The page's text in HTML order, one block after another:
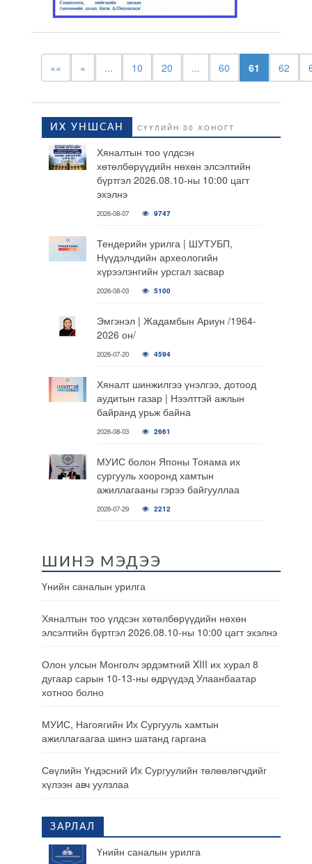
«« « ... 10 20 ... 60 61 62
ИХ УНШСАН СҮҮЛИЙН 30 ХОНОГТ
Хяналтын тоо үлдсэн
хөтөлбөрүүдийн нөхөн элсэлтийн
бүртгэл 2026.08.10-ны 10:00 цагт
эхэлнэ
2026-08-07 9747
Тендерийн урилга | ШУТУБП,
Нүүдэлчдийн археологийн
хүрээлэнгийн урсгал засвар
2026-08-03 5100
Эмгэнэл | Жадамбын Ариун /1964-
2026 он/
2026-07-20 4594
Хяналт шинжилгээ үнэлгээ, дотоод
аудитын газар | Нээлттэй ажлын
байранд урьж байна
2026-08-03 2661
МУИС болон Японы Тояама их
сургууль хооронд хамтын
ажиллагааны гэрээ байгууллаа
2026-07-29 2212
ШИНЭ МЭДЭЭ
Үнийн саналын урилга
Хяналтын тоо үлдсэн хөтөлбөрүүдийн нөхөн
элсэлтийн бүртгэл 2026.08.10-ны 10:00 цагт эхэлнэ
Олон улсын Монголч эрдэмтний XIII их хурал 8
дугаар сарын 10-13-ны өдрүүдэд Улаанбаатар
хотноо болно
МУИС, Нагоягийн Их Сургууль хамтын
ажиллагаагаа шинэ шатанд гаргана
Сөүлийн Үндэсний Их Сургуулийн төлөөлөгчдийг
хүлээн авч уулзлаа
ЗАРЛАЛ
Үнийн саналын урилга